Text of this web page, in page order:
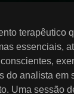
terapêutico
essenciais,
do analista em
Uma sessão